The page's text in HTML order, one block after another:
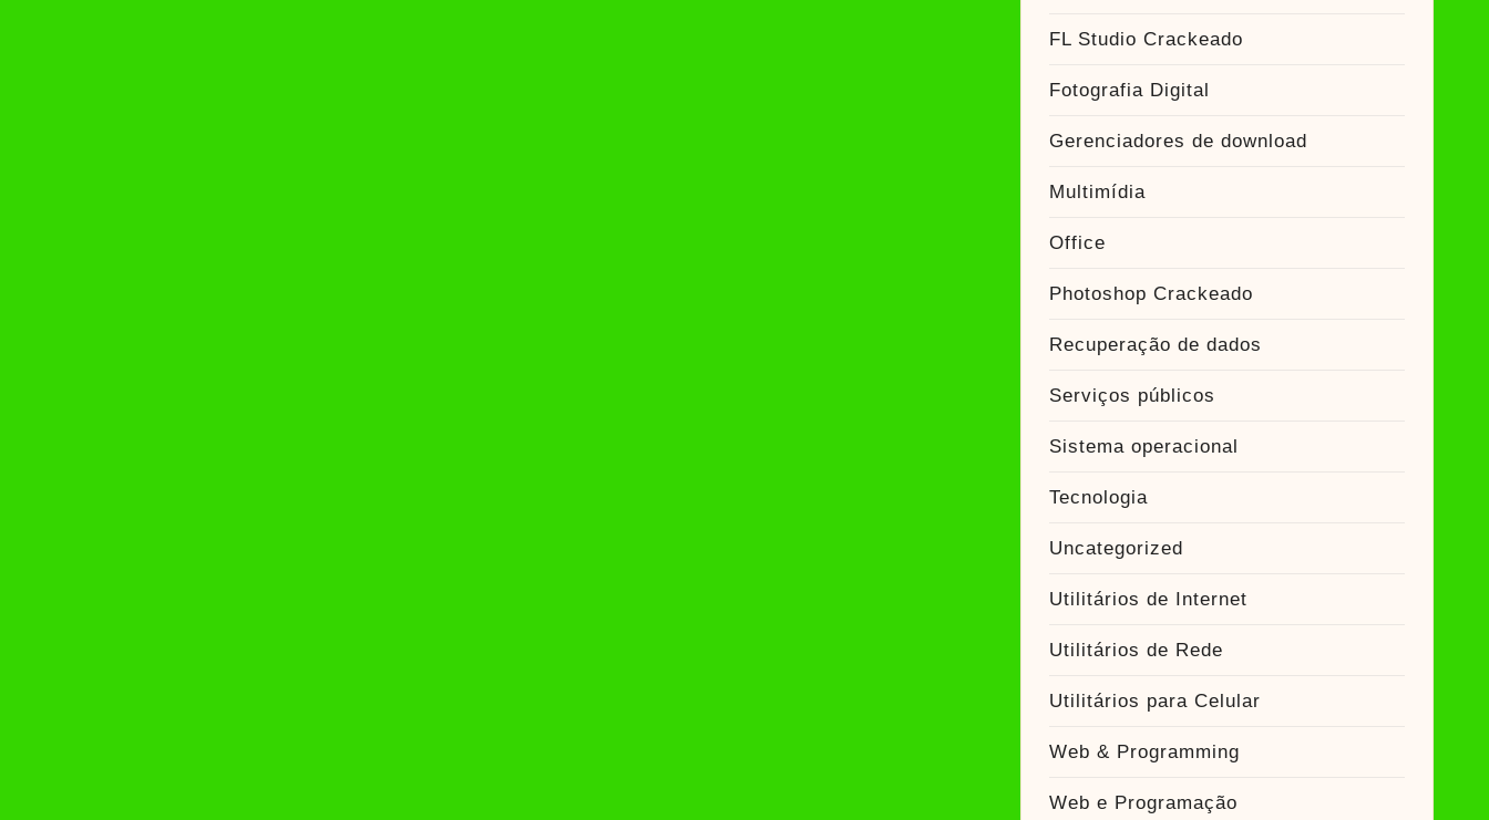
FL Studio Crackeado
Fotografia Digital
Gerenciadores de download
Multimídia
Office
Photoshop Crackeado
Recuperação de dados
Serviços públicos
Sistema operacional
Tecnologia
Uncategorized
Utilitários de Internet
Utilitários de Rede
Utilitários para Celular
Web & Programming
Web e Programação